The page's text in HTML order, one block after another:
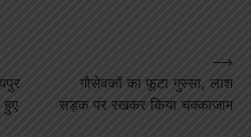
गौसेवकों का फूटा गुस्सा, लाश
सड़क पर रखकर किया चक्काजाम
⟶